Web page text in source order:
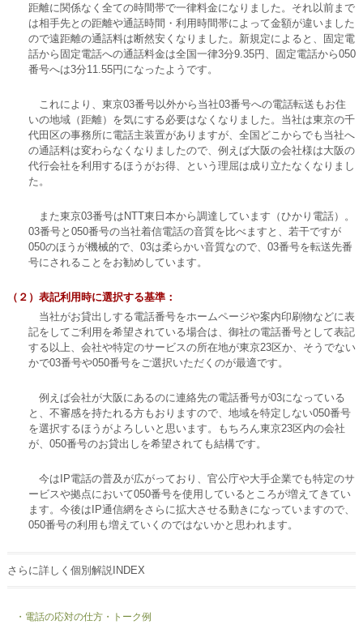
距離に関係なく全ての時間帯で一律料金になりました。それ以前まで
は相手先との距離や通話時間・利用時間帯によって金額が違いました
ので遠距離の通話料は断然安くなりました。新規定によると、固定電
話から固定電話への通話料金は全国一律3分9.35円、固定電話から050
番号へは3分11.55円になったようです。
これにより、東京03番号以外から当社03番号への電話転送もお住
いの地域（距離）を気にする必要はなくなりました。当社は東京の千
代田区の事務所に電話主装置がありますが、全国どこからでも当社へ
の通話料は変わらなくなりましたので、例えば大阪の会社様は大阪の
代行会社を利用するほうがお得、という理屈は成り立たなくなりまし
た。
また東京03番号はNTT東日本から調達しています（ひかり電話）。
03番号と050番号の当社着信電話の音質を比べますと、若干ですが
050のほうが機械的で、03は柔らかい音質なので、03番号を転送先番
号にされることをお勧めしています。
（２）表記利用時に選択する基準：
当社がお貸出しする電話番号をホームページや案内印刷物などに表
記をしてご利用を希望されている場合は、御社の電話番号として表記
する以上、会社や特定のサービスの所在地が東京23区か、そうでない
かで03番号や050番号をご選択いただくのが最適です。
例えば会社が大阪にあるのに連絡先の電話番号が03になっている
と、不審感を持たれる方もおりますので、地域を特定しない050番号
を選択するほうがよろしいと思います。もちろん東京23区内の会社
が、050番号のお貸出しを希望されても結構です。
今はIP電話の普及が広がっており、官公庁や大手企業でも特定のサ
ービスや拠点において050番号を使用しているところが増えてきてい
ます。今後はIP通信網をさらに拡大させる動きになっていますので、
050番号の利用も増えていくのではないかと思われます。
さらに詳しく個別解説INDEX
・電話の応対の仕方・トーク例